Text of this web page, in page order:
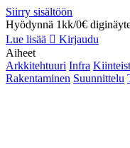
Siirry sisältöön
Hyödynnä 1kk/0€
Lue lisää
Kirjaudu
Aiheet
Arkkitehtuuri Infra
Rakentaminen Suunnittelu